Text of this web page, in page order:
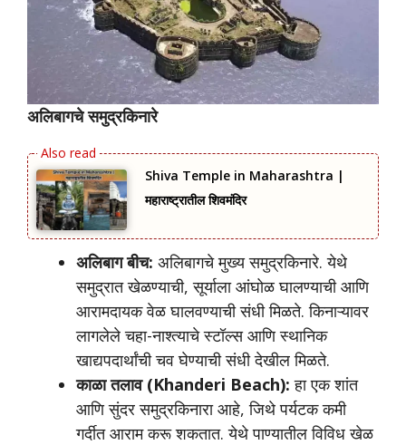
अलिबागचे समुद्रकिनारे
Shiva Temple in Maharashtra |
महाराष्ट्रातील शिवमंदिर
अलिबाग बीच: अलिबागचे मुख्य समुद्रकिनारे. येथे
समुद्रात खेळण्याची, सूर्याला आंघोळ घालण्याची आणि
आरामदायक वेळ घालवण्याची संधी मिळते. किनाऱ्यावर
लागलेले चहा-नाश्त्याचे स्टॉल्स आणि स्थानिक
खाद्यपदार्थांची चव घेण्याची संधी देखील मिळते.
काळा तलाव (Khanderi Beach): हा एक शांत
आणि सुंदर समुद्रकिनारा आहे, जिथे पर्यटक कमी
गर्दीत आराम करू शकतात. येथे पाण्यातील विविध खेळ